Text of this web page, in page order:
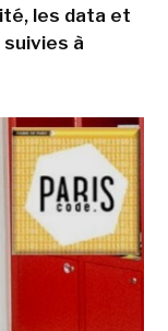
les data et
à